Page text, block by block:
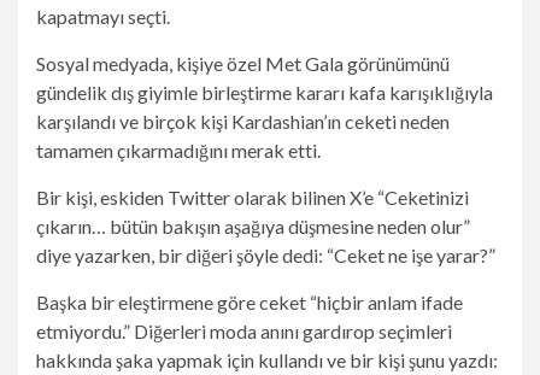
kapatmayı seçti.
Sosyal medyada, kişiye özel Met Gala görünümünü
gündelik dış giyimle birleştirme kararı kafa karışıklığıyla
karşılandı ve birçok kişi Kardashian’ın ceketi neden
tamamen çıkarmadığını merak etti.
Bir kişi, eskiden Twitter olarak bilinen X’e “Ceketinizi
çıkarın… bütün bakışın aşağıya düşmesine neden olur”
diye yazarken, bir diğeri şöyle dedi: “Ceket ne işe yarar?”
Başka bir eleştirmene göre ceket “hiçbir anlam ifade
etmiyordu.” Diğerleri moda anını gardırop seçimleri
hakkında şaka yapmak için kullandı ve bir kişi şunu yazdı: